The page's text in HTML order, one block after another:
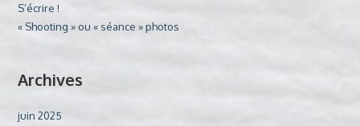
S’écrire !
« Shooting » ou « séance » photos
Archives
juin 2025